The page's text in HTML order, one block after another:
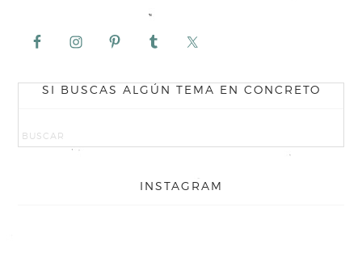
SI BUSCAS ALGÚN TEMA EN CONCRETO
INSTAGRAM